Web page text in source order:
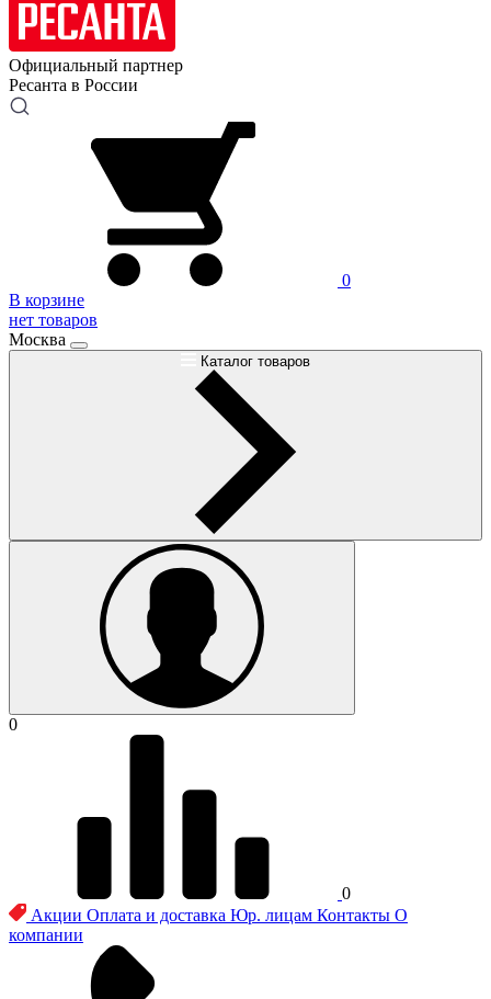
Официальный партнер
Ресанта в России
0
В корзине
нет товаров
Москва
Каталог товаров
0
0
Акции Оплата и доставка Юр. лицам Контакты О
компании